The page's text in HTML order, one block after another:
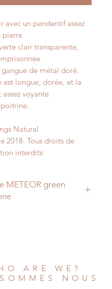
avec un pendentif assez
pierre
clair transparente,
gangue de métal doré.
est longue, dorée, et la
assez voyante
Natural
2018. Tous droits de
interdits
METEOR green
is long and golden, and
ARE WE?
NOUS